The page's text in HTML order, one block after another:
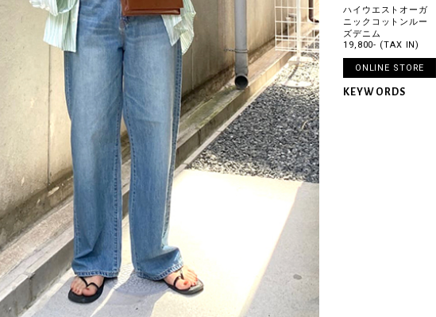
ハイウエストオーガ
ニックコットンルー
ズデニム
19,800- (TAX IN)
ONLINE STORE
KEYWORDS